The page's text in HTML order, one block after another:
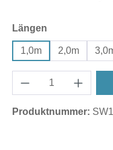
Längen
1,0m 2,0m
Produktnummer: